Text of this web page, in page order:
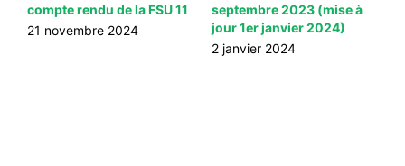
compte rendu de la FSU 11
21 novembre 2024
septembre 2023 (mise à
jour 1er janvier 2024)
2 janvier 2024